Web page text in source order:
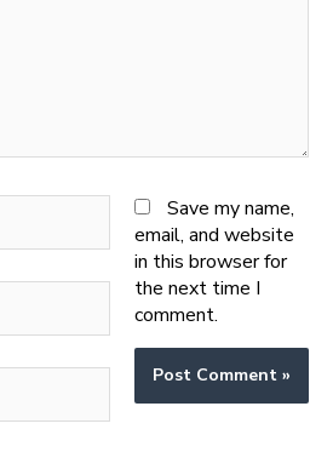
Save my name,
email, and website
in this browser for
the next time I
comment.